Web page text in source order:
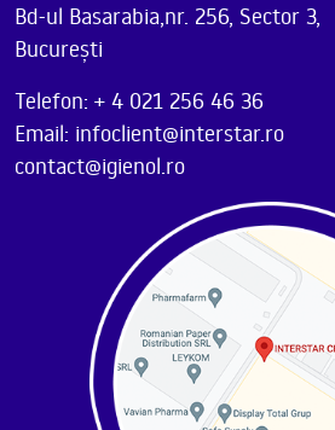
Bd-ul Basarabia,nr. 256, Sector 3,
București
Telefon: + 4 021 256 46 36
Email: infoclient@interstar.ro
contact@igienol.ro